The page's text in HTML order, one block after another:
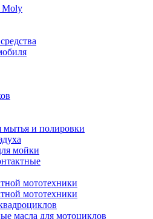
Moly
мытья и полировки
мойки
мототехники
мототехники
масла для мотоциклов